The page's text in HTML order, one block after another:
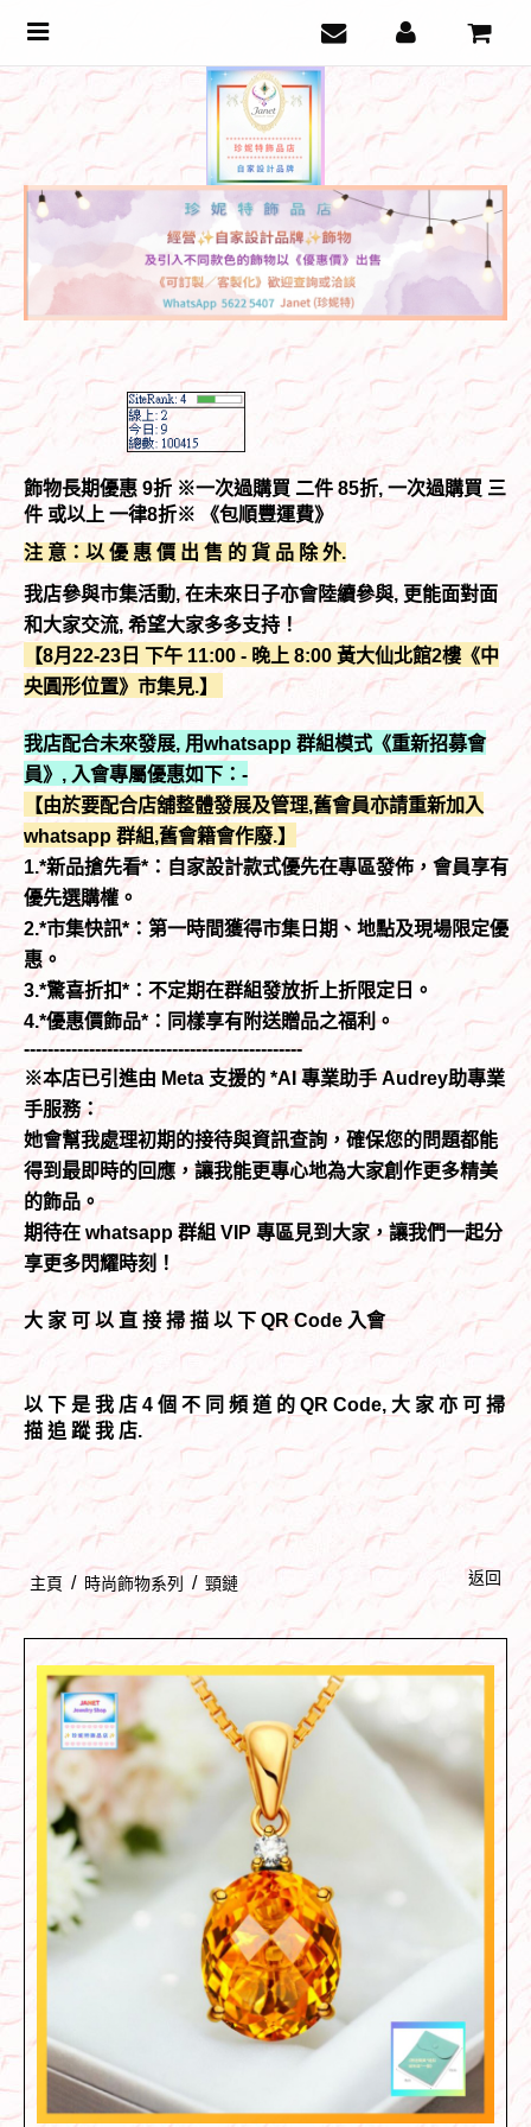
飾物長期優惠 9折 ※一次過購買 二件 85折, 一次過購買 三
件 或以上 一律8折※ 《包順豐運費》
注 意：以 優 惠 價 出 售 的 貨 品 除 外.
我店參與市集活動, 在未來日子亦會陸續參與, 更能面對面
和大家交流, 希望大家多多支持！
【8月22-23日 下午 11:00 - 晚上 8:00 黃大仙北館2樓《中
央圓形位置》市集見.】
我店配合未來發展, 用whatsapp 群組模式《重新招募會
員》, 入會專屬優惠如下：-
【由於要配合店舖整體發展及管理,舊會員亦請重新加入
whatsapp 群組,舊會籍會作廢.】
1.*新品搶先看*：自家設計款式優先在專區發佈，會員享有
優先選購權。
2.*市集快訊*：第一時間獲得市集日期、地點及現場限定優
惠。
3.*驚喜折扣*：不定期在群組發放折上折限定日。
4.*優惠價飾品*：同樣享有附送贈品之福利。
-----------------------------------------------
※本店已引進由 Meta 支援的 *AI 專業助手 Audrey助專業
手服務：
她會幫我處理初期的接待與資訊查詢，確保您的問題都能
得到最即時的回應，讓我能更專心地為大家創作更多精美
的飾品。
期待在 whatsapp 群組 VIP 專區見到大家，讓我們一起分
享更多閃耀時刻！
大 家 可 以 直 接 掃 描 以 下 QR Code 入會
以 下 是 我 店 4 個 不 同 頻 道 的 QR Code, 大 家 亦 可 掃
描 追 蹤 我 店.
Toggle
主頁 / 時尚飾物系列 / 頸鏈 返回